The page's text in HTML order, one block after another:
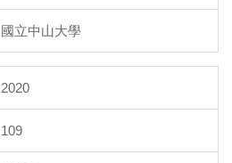
國立中山大學
2020
109